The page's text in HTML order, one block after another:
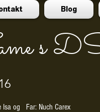
Blog
s
Isa og Far: Nuch Carex